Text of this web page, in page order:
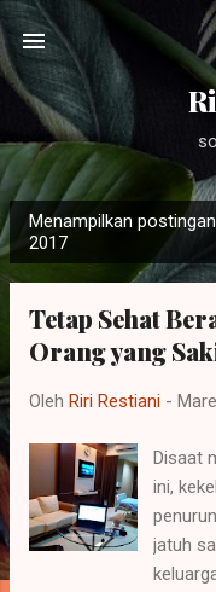
o
Menampilkan
2017
Tetap Sehat
Orang yang
Oleh Riri Restiani -
Disaat
ini,
jatuh